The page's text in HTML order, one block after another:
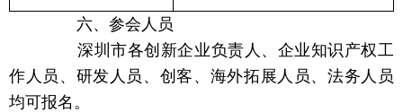
六、参会人员
深圳市各创新企业负责人、企业知识产权工
作人员、研发人员、创客、海外拓展人员、法务人员
均可报名。